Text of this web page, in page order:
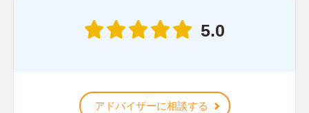
5.0
アドバイザーに相談する